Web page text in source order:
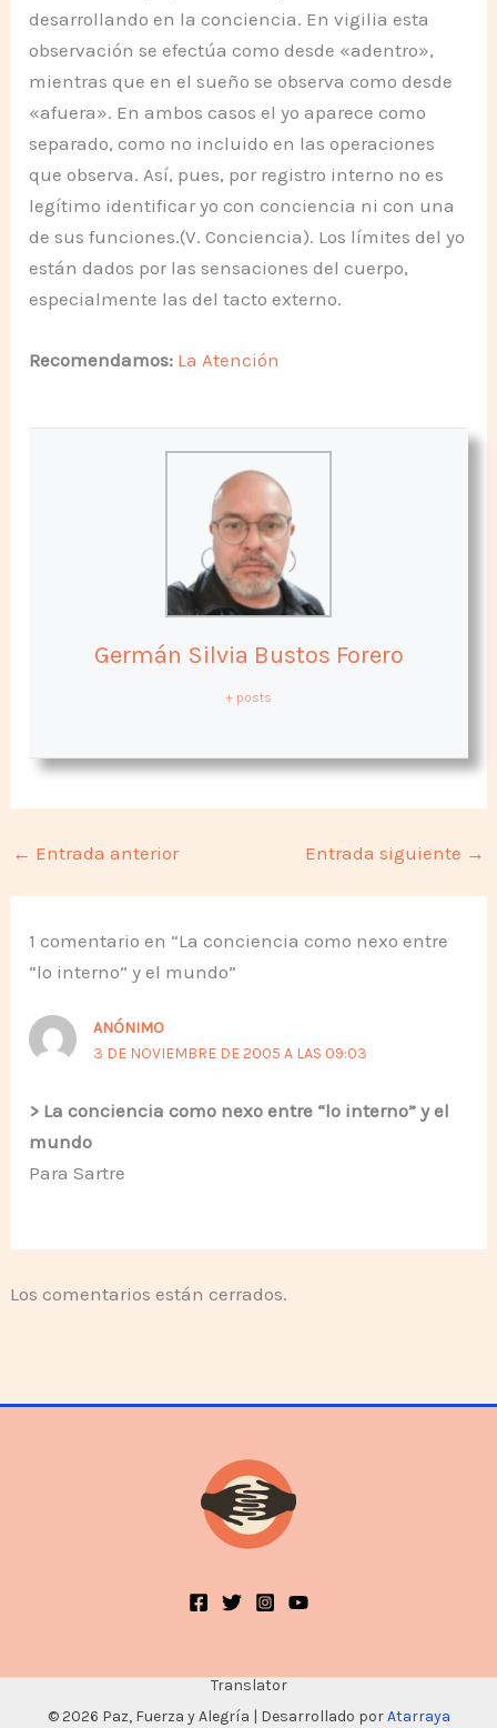
desarrollando en la conciencia. En vigilia esta
observación se efectúa como desde «adentro»,
mientras que en el sueño se observa como desde
«afuera». En ambos casos el yo aparece como
separado, como no incluido en las operaciones
que observa. Así, pues, por registro interno no es
legítimo identificar yo con conciencia ni con una
de sus funciones.(V. Conciencia). Los límites del yo
están dados por las sensaciones del cuerpo,
especialmente las del tacto externo.
Recomendamos: La Atención
Germán Silvia Bustos Forero
+ posts
← Entrada anterior Entrada siguiente →
1 comentario en “La conciencia como nexo entre
“lo interno” y el mundo”
ANÓNIMO
3 DE NOVIEMBRE DE 2005 A LAS 09:03
> La conciencia como nexo entre “lo interno” y el
mundo
Para Sartre
Los comentarios están cerrados.
Translator
© 2026 Paz, Fuerza y Alegría | Desarrollado porAtarraya